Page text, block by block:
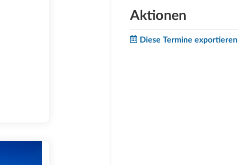
Aktionen
Diese Termine exportieren